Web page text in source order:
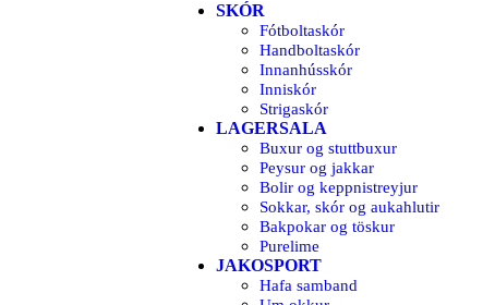
SKÓR
Fótboltaskór
Handboltaskór
Innanhússkór
Inniskór
Strigaskór
LAGERSALA
Buxur og stuttbuxur
Peysur og jakkar
Bolir og keppnistreyjur
Sokkar, skór og aukahlutir
Bakpokar og töskur
Purelime
JAKOSPORT
Hafa samband